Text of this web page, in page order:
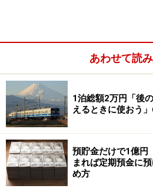
現在利用している定期預金は、
年ものに300万円（参考金利年
銀行の円定期預金1年ものに
0.4％）」の計500万円（とも
あわせて読
1泊総額2万円「後
えるときに使おう
預貯金だけで1億円
まれば定期預金に
め方